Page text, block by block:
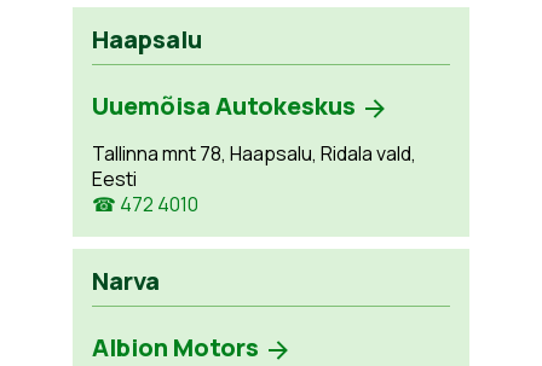
Haapsalu
Uuemõisa Autokeskus
Tallinna mnt 78, Haapsalu, Ridala vald,
Eesti
☎ 472 4010
Narva
Albion Motors